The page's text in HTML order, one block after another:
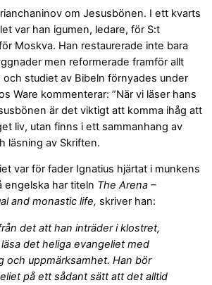
om Jesusbönen. I ett kvarts
var han igumen, ledare, för S:t
Moskva. Han restaurerade inte bara
men reformerade framför allt
och studiet av Bibeln förnyades under
Ware kommenterar: ”När vi läser hans
är det viktigt att komma ihåg att
liv, utan finns i ett sammanhang av
läsning av Skriften.
var för fader Ignatius hjärtat i munkens
engelska har titeln The Arena –
and monastic life, skriver han:
det att han inträder i klostret,
det heliga evangeliet med
och uppmärksamhet. Han bör
på ett sådant sätt att det alltid